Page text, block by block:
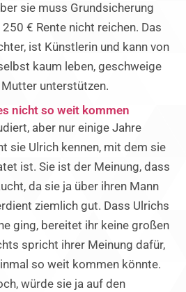
sie muss Grundsicherung
€ Rente nicht reichen. Das
ist Künstlerin und kann von
kaum leben, geschweige
Mutter unterstützen.
nicht so weit kommen
aber nur einige Jahre
sie Ulrich kennen, mit dem sie
ist. Sie ist der Meinung, dass
da sie ja über ihren Mann
ziemlich gut. Dass Ulrichs
ging, bereitet ihr keine großen
spricht ihrer Meinung dafür,
so weit kommen könnte.
würde sie ja auf den